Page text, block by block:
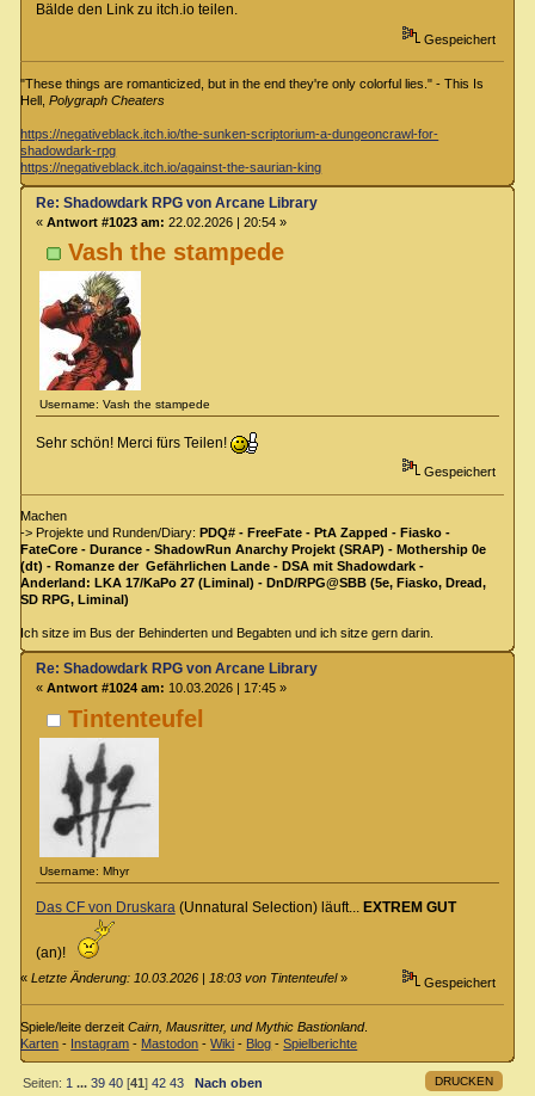
Bälde den Link zu itch.io teilen.
Gespeichert
"These things are romanticized, but in the end they're only colorful lies." - This Is
Hell,Polygraph Cheaters
https://negativeblack.itch.io/the-sunken-scriptorium-a-dungeoncrawl-for-
shadowdark-rpg
https://negativeblack.itch.io/against-the-saurian-king
Vash the stampede
Username: Vash the stampede
Re: Shadowdark RPG von Arcane Library
« Antwort #1023 am: 22.02.2026 | 20:54 »
Sehr schön! Merci fürs Teilen!
Gespeichert
Machen
-> Projekte und Runden/Diary: PDQ# - FreeFate - PtA Zapped - Fiasko -
FateCore - Durance - ShadowRun Anarchy Projekt (SRAP) - Mothership 0e
(dt) - Romanze der Gefährlichen Lande - DSA mit Shadowdark -
Anderland: LKA 17/KaPo 27 (Liminal) - DnD/RPG@SBB (5e, Fiasko, Dread,
SD RPG, Liminal)
Ich sitze im Bus der Behinderten und Begabten und ich sitze gern darin.
Tintenteufel
Username: Mhyr
Re: Shadowdark RPG von Arcane Library
« Antwort #1024 am: 10.03.2026 | 17:45 »
Das CF von Druskara(Unnatural Selection) läuft... EXTREM GUT
(an)!
«Letzte Änderung: 10.03.2026 | 18:03 von Tintenteufel» Gespeichert
Spiele/leite derzeitCairn, Mausritter, und Mythic Bastionland.
Karten - Instagram - Mastodon -Wiki - Blog -Spielberichte
DRUCKEN
Seiten: 1 ...39 40 [41]42 43
Nach oben